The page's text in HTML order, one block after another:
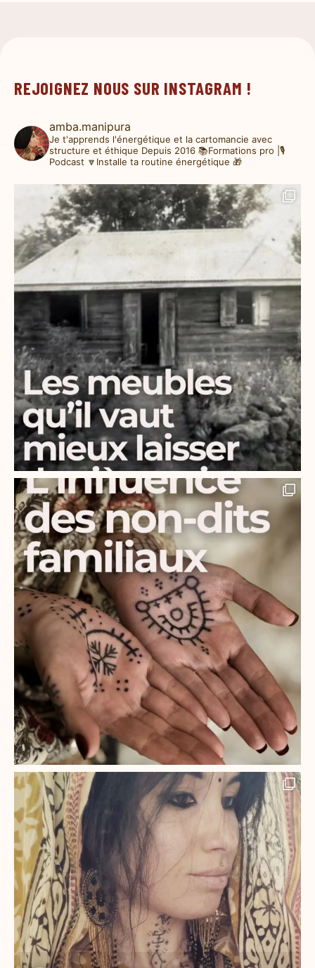
REJOIGNEZ NOUS SUR INSTAGRAM !
amba.manipura
Je t'apprends l'énergétique et la cartomancie avec
structure et éthique Depuis 2016 📚Formations pro |🎙️
Podcast 🔽Installe ta routine énergétique 🎁